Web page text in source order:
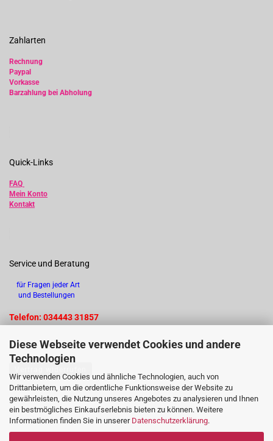
Diese Webseite verwendet Cookies und andere
Technologien
Wir verwenden Cookies und ähnliche Technologien, auch von
Drittanbietern, um die ordentliche Funktionsweise der Website zu
gewährleisten, die Nutzung unseres Angebotes zu analysieren und Ihnen
ein bestmögliches Einkaufserlebnis bieten zu können. Weitere
Informationen finden Sie in unserer Datenschutzerklärung.
Zahlarten
Rechnung
Paypal
Vorkasse
Barzahlung bei Abholung
Quick-Links
FAQ
Mein Konto
Kontakt
Service und Beratung
für Fragen jeder Art
und Bestellungen
Telefon: 034443 31857